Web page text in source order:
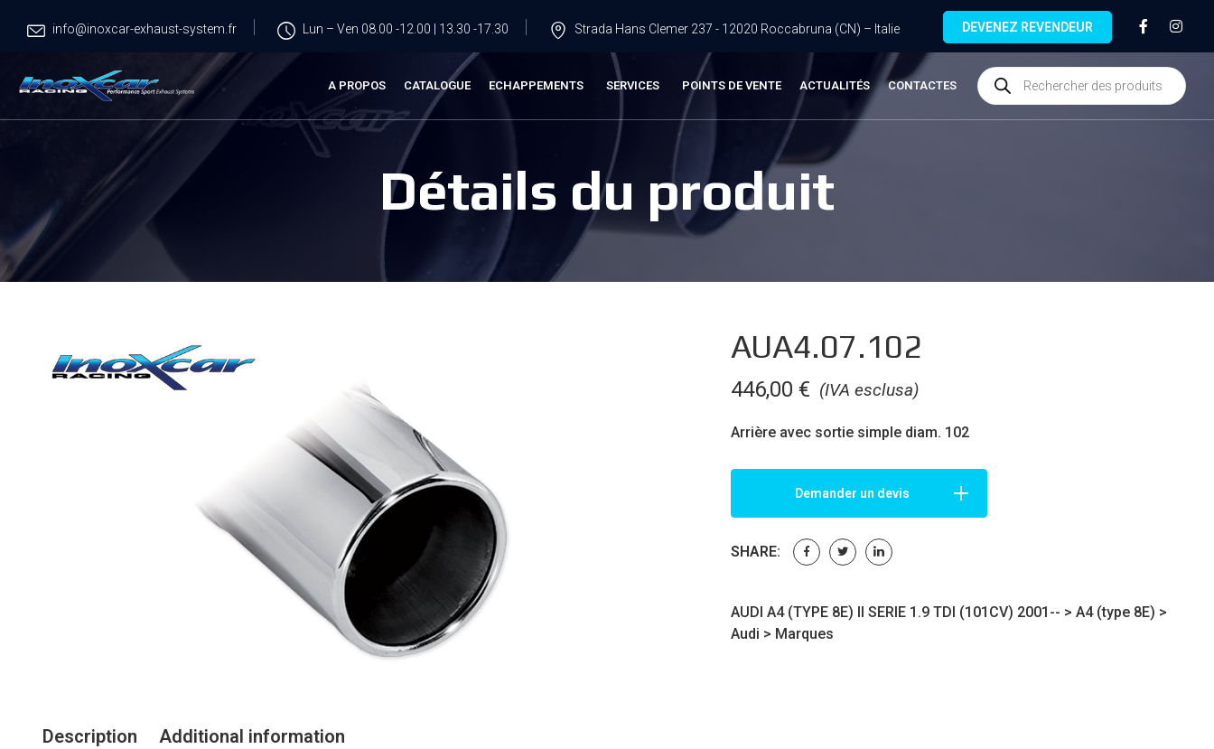
info@inoxcar-exhaust-system.fr Lun – Ven 08.00 -12.00 | 13.30 -17.30 Strada Hans Clemer 237 - 12020 Roccabruna (CN) – Italie DEVENEZ REVENDEUR
A PROPOS CATALOGUE ECHAPPEMENTS SERVICES POINTS DE VENTE ACTUALITÉS CONTACTES
Détails du produit
AUA4.07.102
(IVA esclusa)
446,00 €
Arrière avec sortie simple diam. 102
Demander un devis
SHARE:
AUDI A4 (TYPE 8E) II SERIE 1.9 TDI (101CV) 2001-- > A4 (type 8E) >
Audi > Marques
Description Additional information